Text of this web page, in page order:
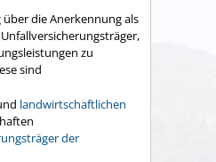
die Anerkennung als
zu
sind
landwirtschaftlichen
der